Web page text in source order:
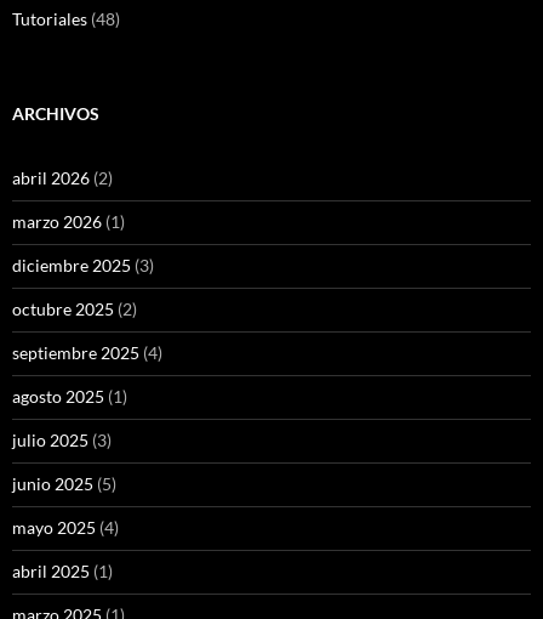
Tutoriales (48)
ARCHIVOS
abril 2026 (2)
marzo 2026 (1)
diciembre 2025 (3)
octubre 2025 (2)
septiembre 2025 (4)
agosto 2025 (1)
julio 2025 (3)
junio 2025 (5)
mayo 2025 (4)
abril 2025 (1)
marzo 2025 (1)